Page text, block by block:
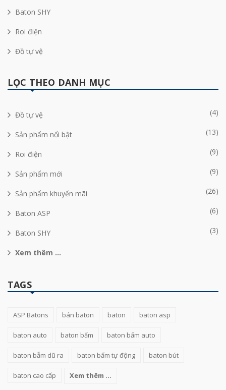
Baton SHY
Roi điện
Đồ tự vệ
LỌC THEO DANH MỤC
Đồ tự vệ (4)
Sản phẩm nổi bật (13)
Roi điện (9)
Sản phẩm mới (9)
Sản phẩm khuyến mãi (26)
Baton ASP (6)
Baton SHY (3)
Xem thêm ...
TAGS
ASP Batons bán baton baton baton asp
baton auto baton bấm baton bấm auto
baton bẫm dũ ra baton bấm tự động baton bút
baton cao cấp Xem thêm ...